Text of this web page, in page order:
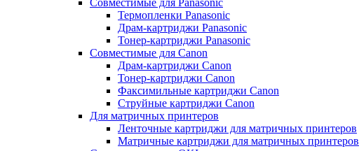
Совместимые для Panasonic
Термопленки Panasonic
Драм-картриджи Panasonic
Тонер-картриджи Panasonic
Совместимые для Canon
Драм-картриджи Canon
Тонер-картриджи Canon
Факсимильные картриджи Canon
Струйные картриджи Canon
Для матричных принтеров
Ленточные картриджи для матричных принтеров
Матричные картриджи для матричных принтеров